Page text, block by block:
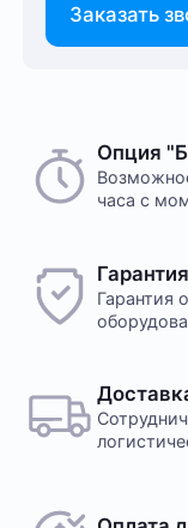
Заказать
Опция
часа с
Гарантия